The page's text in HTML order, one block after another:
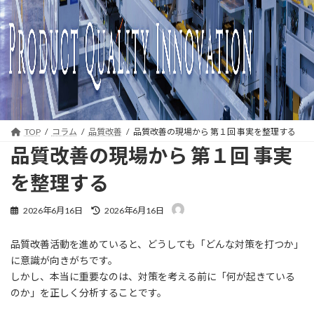
証
の
構
・
改
善
イ
ノ
ベ
ー
TOP コラム 品質改善 品質改善の現場から 第１回 事実を整理する
品質改善の現場から 第１回 事実
を整理する
2026年6月16日
最
新
日
時
:
2026年6月16日
品質改善活動を進めていると、どうしても「どんな対策を打つか」
に意識が向きがちです。
しかし、本当に重要なのは、対策を考える前に「何が起きている
のか」を正しく分析することです。